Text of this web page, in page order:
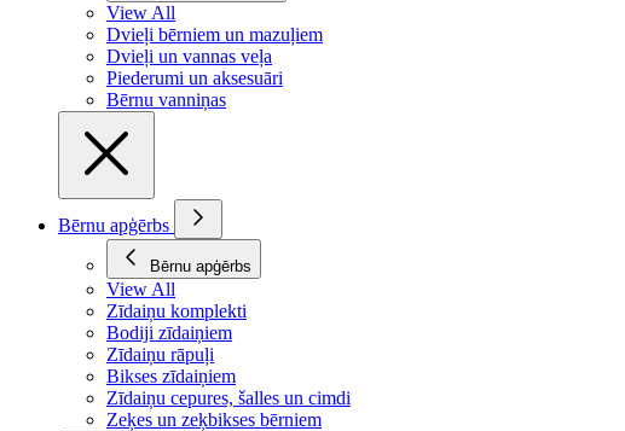
View All
Dvieļi bērniem un mazuļiem
Dvieļi un vannas veļa
Piederumi un aksesuāri
Bērnu vanniņas
Bērnu apģērbs
Bērnu apģērbs
View All
Zīdaiņu komplekti
Bodiji zīdaiņiem
Zīdaiņu rāpuļi
Bikses zīdaiņiem
Zīdaiņu cepures, šalles un cimdi
Zeķes un zeķbikses bērniem